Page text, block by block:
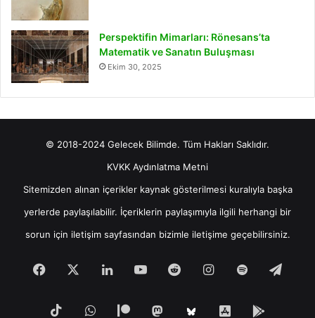
Perspektifin Mimarları: Rönesans’ta
Matematik ve Sanatın Buluşması
Ekim 30, 2025
© 2018-2024 Gelecek Bilimde. Tüm Hakları Saklıdır.
KVKK Aydınlatma Metni
Sitemizden alınan içerikler kaynak gösterilmesi kuralıyla başka
yerlerde paylaşılabilir. İçeriklerin paylaşımıyla ilgili herhangi bir
sorun için iletişimsayfasından bizimle iletişime geçebilirsiniz.
Facebook LinkedInYouTubeRedditInstagram
Spotify
TikTokWhatsApp
PatreonMastodonBluesky
iOS